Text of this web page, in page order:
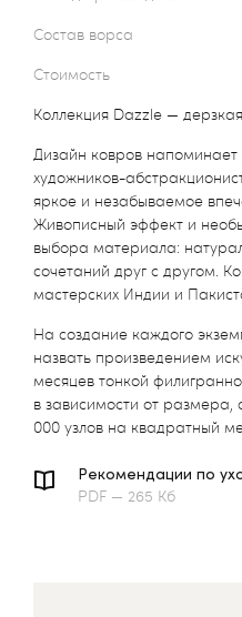
Состав ворса
Стоимость
Коллекция Dazzle —
Дизайн ковров
художников-
яркое и незабываемое
Живописный эффект и
выбора материала:
сочетаний друг с другом.
мастерских Индии и
На создание каждого
назвать произведением
месяцев тонкой
в зависимости от размера,
000 узлов на квадратный
Рекомендации по
PDF — 265 Кб